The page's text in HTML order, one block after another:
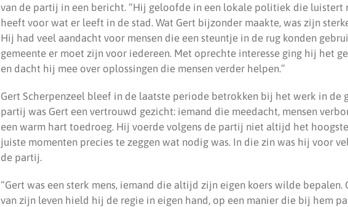
van de partij in een bericht. “Hij geloofde in een lokale politiek die luistert
heeft voor wat er leeft in de stad. Wat Gert bijzonder maakte, was zijn
Hij had veel aandacht voor mensen die een steuntje in de rug konden
gemeente er moet zijn voor iedereen. Met oprechte interesse ging hij het
en dacht hij mee over oplossingen die mensen verder helpen.”
Gert Scherpenzeel bleef in de laatste periode betrokken bij het werk in de
partij was Gert een vertrouwd gezicht: iemand die meedacht, mensen
een warm hart toedroeg. Hij voerde volgens de partij niet altijd het
juiste momenten precies te zeggen wat nodig was. In die zin was hij voor
de partij.
“Gert was een sterk mens, iemand die altijd zijn eigen koers wilde bepalen.
van zijn leven hield hij de regie in eigen hand, op een manier die bij hem